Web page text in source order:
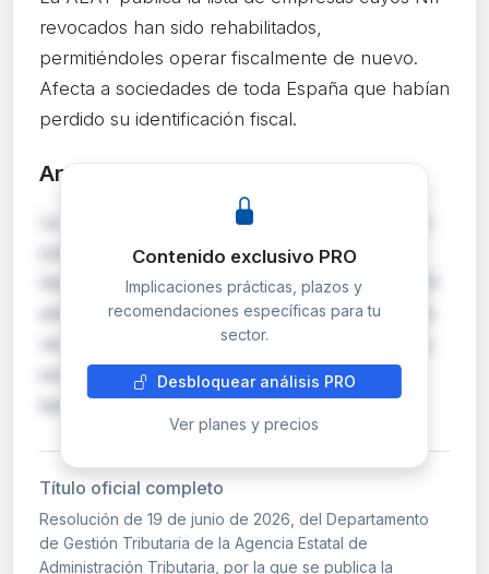
revocados han sido rehabilitados,
permitiéndoles operar fiscalmente de nuevo.
Afecta a sociedades de toda España que habían
perdido su identificación fiscal.
Análisis detallado
La Agencia Estatal de Administración Tributaria
publica, conforme al artículo 6.4 de la Ley
General Tributaria modificada por la Ley 11/2021
antifraude, la rehabilitación de NIF previamente
revocados. La revocación del NIF impide a una
empresa realizar operaciones económicas y
bancarias con normalidad, por lo que su re…
Contenido exclusivo PRO
Implicaciones prácticas, plazos y
recomendaciones específicas para tu
sector.
Desbloquear análisis PRO
Ver planes y precios
Título oficial completo
Resolución de 19 de junio de 2026, del Departamento
de Gestión Tributaria de la Agencia Estatal de
Administración Tributaria, por la que se publica la